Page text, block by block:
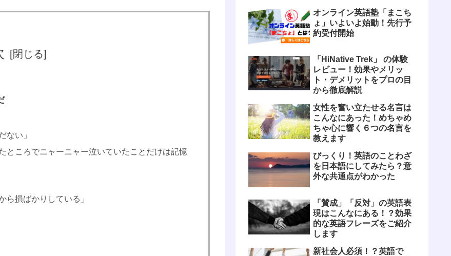
ない」
ところでニャーニャー泣いていたことだけは記憶
ら損ばかりしている」
オンライン英語塾「まこち
ょ」いよいよ始動！先行予
約受付開始
「HiNative Trek」 の体験
レビュー！効果やメリッ
ト・デメリットをプロの目
から徹底解説
女性を奮い立たせる名言は
こんなにあった！めちゃめ
ちゃ心に響く６つの名言を
教えます
びっくり！英語のことわざ
を日本語にしてみたら？意
外な共通点がわかった
「賛成」「反対」の英語表
現はこんなにある！？効果
的な英語フレーズをご紹介
します
新社会人必須！？英語で